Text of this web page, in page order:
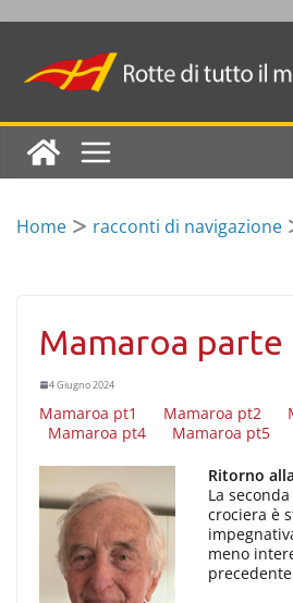
to
Home racconti di navigazione
Mamaroa parte
4 Giugno 2024
Mamaroa pt1 Mamaroa pt2
Mamaroa pt4
Mamaroa pt5
Ritorno
La
cro­ciera è
meno